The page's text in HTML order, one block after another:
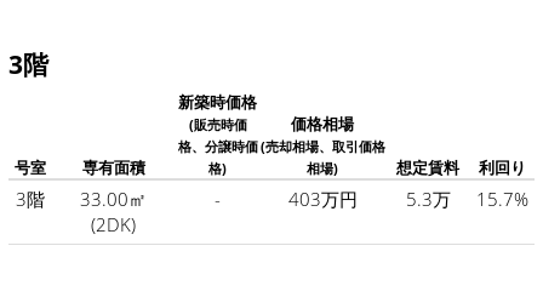
3階
号室 専有面積
新築時価格
(販売時価
格、分譲時価
格)
価格相場
(売却相場、取引価格
相場)
想定賃料 利回り
3階
33.00㎡
(2DK)
- 403万円 5.3万 15.7%